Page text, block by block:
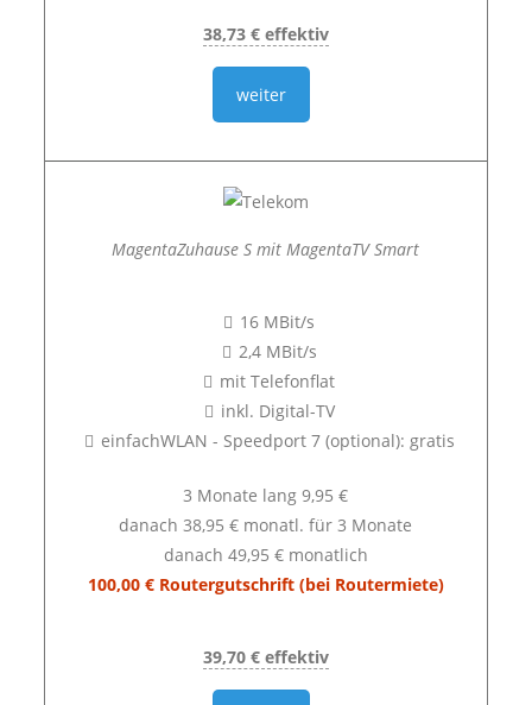
38,73 € effektiv
weiter
MagentaZuhause S mit MagentaTV Smart
16 MBit/s
2,4 MBit/s
mit Telefonflat
inkl. Digital-TV
einfachWLAN - Speedport 7 (optional): gratis
3 Monate lang 9,95 €
danach 38,95 € monatl. für 3 Monate
danach 49,95 € monatlich
100,00 € Routergutschrift (bei Routermiete)
39,70 € effektiv